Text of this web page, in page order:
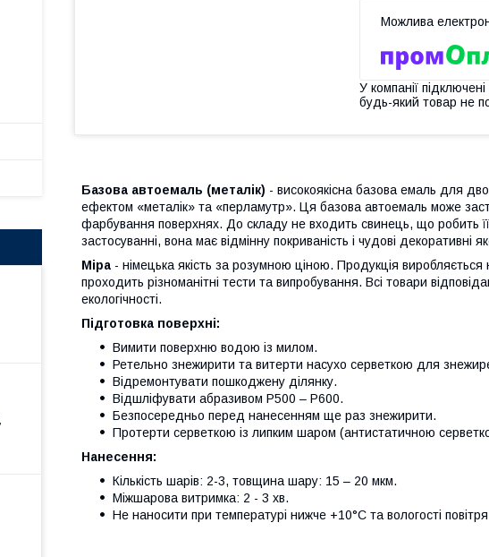
У компанії
будь-який товар не
Базова автоемаль (металік) - високоякісна базова емаль для
ефектом «металік» та «перламутр». Ця базова автоемаль може
фарбування поверхнях. До складу не входить свинець, що робить
застосуванні, вона має відмінну покриваність і чудові декоративні
Mipa - німецька якість за розумною ціною. Продукція виробляється
проходить різноманітні тести та випробування. Всі товари
екологічності.
Підготовка поверхні:
Вимити поверхню водою із милом.
Ретельно знежирити та витерти насухо серветкою для
Відремонтувати пошкоджену ділянку.
Відшліфувати абразивом Р500 – Р600.
Безпосередньо перед нанесенням ще раз знежирити.
Протерти серветкою із липким шаром (антистатичною
Нанесення:
Кількість шарів: 2-3, товщина шару: 15 – 20 мкм.
Міжшарова витримка: 2 - 3 хв.
Не наносити при температурі нижче +10°C та вологості